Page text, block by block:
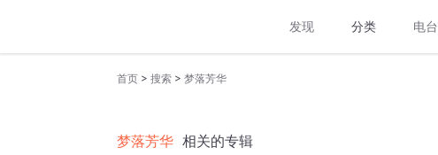
发现 分类 电台
首页 > 搜索 > 梦落芳华
梦落芳华 相关的专辑